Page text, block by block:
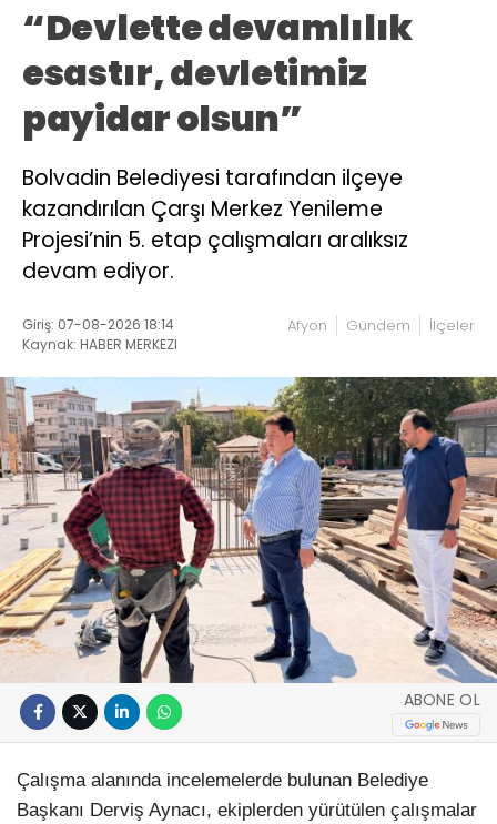
“Devlette devamlılık
esastır, devletimiz
payidar olsun”
Bolvadin Belediyesi tarafından ilçeye
kazandırılan Çarşı Merkez Yenileme
Projesi’nin 5. etap çalışmaları aralıksız
devam ediyor.
Giriş: 07-08-2026 18:14
Kaynak: HABER MERKEZI
Afyon Gündem İlçeler
ABONE OL
Çalışma alanında incelemelerde bulunan Belediye
Başkanı Derviş Aynacı, ekiplerden yürütülen çalışmalar